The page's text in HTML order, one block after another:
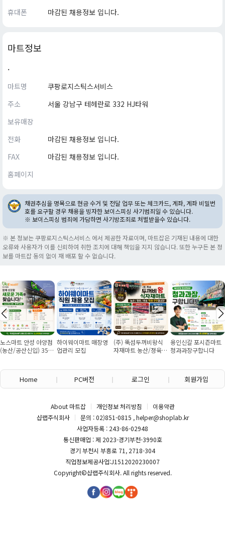
휴대폰
마감된 채용정보 입니다.
마트정보
.
마트명
쿠팡로지스틱스서비스
주소
서울 강남구 테헤란로 332 HJ타워
보유매장
전화
마감된 채용정보 입니다.
FAX
마감된 채용정보 입니다.
홈페이지
채권추심을 명목으로 현금 수거 및 전달 업무 또는 체크카드, 계좌, 계좌 비밀번
호를 요구할 경우 채용을 빙자한 보이스피싱 사기범죄일 수 있습니다.
※ 보이스피싱 범죄에 가담하면 사기방조죄로 처벌받을수 있습니다.
※ 본 정보는 쿠팡로지스틱스서비스 에서 제공한 자료이며, 마트잡은 기재된 내용에 대한
오류와 사용자가 이를 신뢰하여 취한 조치에 대해 책임을 지지 않습니다. 또한 누구든 본 정
보를 마트잡 동의 없이 재 배포 할 수 없습니다.
노스마트 안성 아양점
(농산/공산신입) 355
하이웨이마트 매장영
업관리 모집
(주) 뚝섬두꺼비왕식
자재마트 농산/졍육/
용인신갈 포시즌마트
청과과장구합니다
Home PC버전 로그인 회원가입
About 마트잡 개인정보 처리방침
이용약관
샵랩주식회사
문의 : 02)851-0815 , helper@shoplab.kr
사업자등록 : 243-86-02948
통신판매업 : 제 2023-경기부천-3990호
경기 부천시 부흥로 71, 2718-304
직업정보제공사업:J1512020230007
Copyright©샵랩주식회사. All rights reserved.